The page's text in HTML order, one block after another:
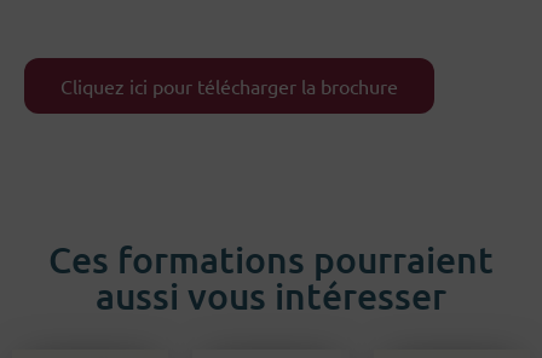
Cliquez ici pour télécharger la brochure
Ces formations pourraient
aussi vous intéresser